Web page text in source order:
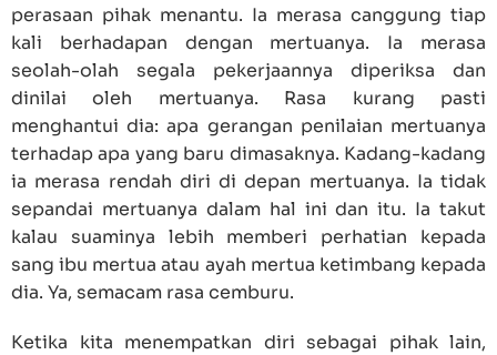
perasaan pihak menantu. Ia merasa canggung tiap
kali berhadapan dengan mertuanya. Ia merasa
seolah-olah segala pekerjaannya diperiksa dan
dinilai oleh mertuanya. Rasa kurang pasti
menghantui dia: apa gerangan penilaian mertuanya
terhadap apa yang baru dimasaknya. Kadang-kadang
ia merasa rendah diri di depan mertuanya. Ia tidak
sepandai mertuanya dalam hal ini dan itu. Ia takut
kalau suaminya lebih memberi perhatian kepada
sang ibu mertua atau ayah mertua ketimbang kepada
dia. Ya, semacam rasa cemburu.
Ketika kita menempatkan diri sebagai pihak lain,